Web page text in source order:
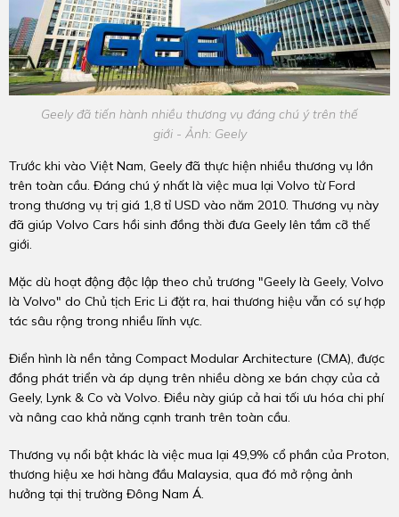
Geely đã tiến hành nhiều thương vụ đáng chú ý trên thế
giới - Ảnh: Geely
Trước khi vào Việt Nam, Geely đã thực hiện nhiều thương vụ lớn
trên toàn cầu. Đáng chú ý nhất là việc mua lại Volvo từ Ford
trong thương vụ trị giá 1,8 tỉ USD vào năm 2010. Thương vụ này
đã giúp Volvo Cars hồi sinh đồng thời đưa Geely lên tầm cỡ thế
giới.
Mặc dù hoạt động độc lập theo chủ trương "Geely là Geely, Volvo
là Volvo" do Chủ tịch Eric Li đặt ra, hai thương hiệu vẫn có sự hợp
tác sâu rộng trong nhiều lĩnh vực.
Điển hình là nền tảng Compact Modular Architecture (CMA), được
đồng phát triển và áp dụng trên nhiều dòng xe bán chạy của cả
Geely, Lynk & Co và Volvo. Điều này giúp cả hai tối ưu hóa chi phí
và nâng cao khả năng cạnh tranh trên toàn cầu.
Thương vụ nổi bật khác là việc mua lại 49,9% cổ phần của Proton,
thương hiệu xe hơi hàng đầu Malaysia, qua đó mở rộng ảnh
hưởng tại thị trường Đông Nam Á.